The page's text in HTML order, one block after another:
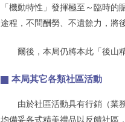
「機動特性」發揮極至～臨時
途程，不問酬勞、不遺餘力，將
爾後，本局仍將本此「後山精
本局其它各類社區活動
由於社區活動具有行銷（業務
均備妥各式精美禮品以反饋社區